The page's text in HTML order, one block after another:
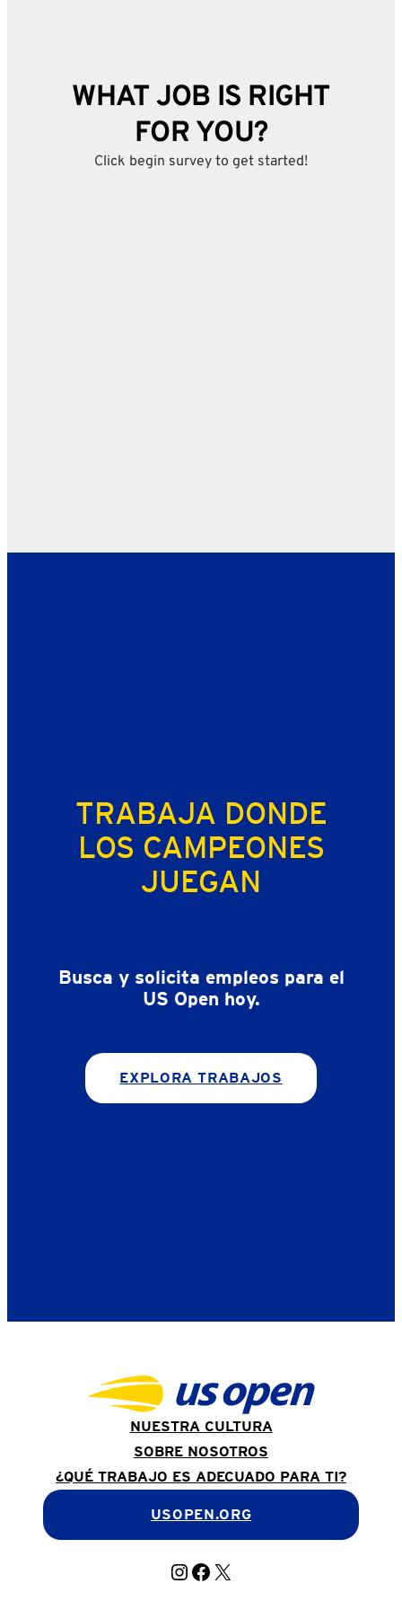
TRABAJA DONDE
LOS CAMPEONES
JUEGAN
Busca y solicita empleos para el
US Open hoy.
EXPLORA TRABAJOS
NUESTRA CULTURA
SOBRE NOSOTROS
¿QUÉ TRABAJO ES ADECUADO PARA TI?
USOPEN.ORG
Instagram
Facebook
X